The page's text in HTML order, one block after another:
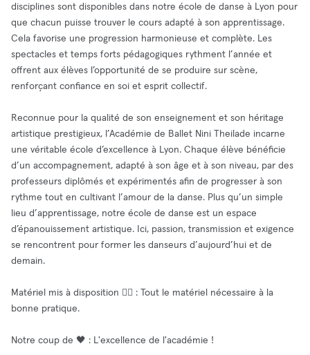
disciplines sont disponibles dans notre école de danse à Lyon pour
que chacun puisse trouver le cours adapté à son apprentissage.
Cela favorise une progression harmonieuse et complète. Les
spectacles et temps forts pédagogiques rythment l’année et
offrent aux élèves l’opportunité de se produire sur scène,
renforçant confiance en soi et esprit collectif.
Reconnue pour la qualité de son enseignement et son héritage
artistique prestigieux, l’Académie de Ballet Nini Theilade incarne
une véritable école d’excellence à Lyon. Chaque élève bénéficie
d’un accompagnement, adapté à son âge et à son niveau, par des
professeurs diplômés et expérimentés afin de progresser à son
rythme tout en cultivant l’amour de la danse. Plus qu’un simple
lieu d’apprentissage, notre école de danse est un espace
d’épanouissement artistique. Ici, passion, transmission et exigence
se rencontrent pour former les danseurs d’aujourd’hui et de
demain.
Matériel mis à disposition 🧘‍♂️ : Tout le matériel nécessaire à la
bonne pratique.
Notre coup de 🖤 : L'excellence de l'académie !